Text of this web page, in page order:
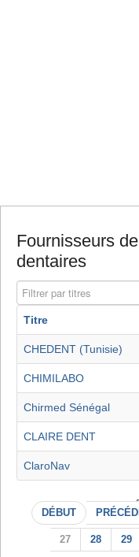
Fournisseurs
dentaires
Filtrer par titres
Titre
CHEDENT (Tunisie)
CHIMILABO
Chirmed Sénégal
CLAIRE DENT
ClaroNav
DÉBUT
27 28 29